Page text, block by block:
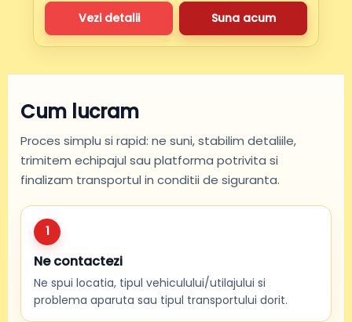
Vezi detalii
Suna acum
Cum lucram
Proces simplu si rapid: ne suni, stabilim detaliile,
trimitem echipajul sau platforma potrivita si
finalizam transportul in conditii de siguranta.
1
Ne contactezi
Ne spui locatia, tipul vehiculului/utilajului si
problema aparuta sau tipul transportului dorit.